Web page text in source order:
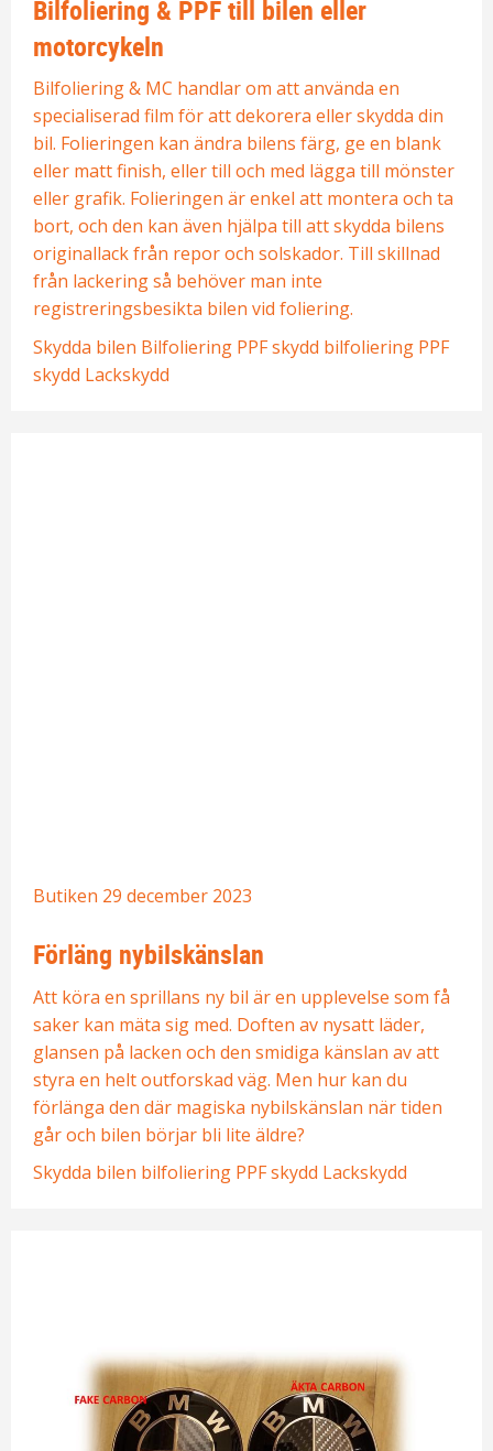
Bilfoliering & PPF till bilen eller
motorcykeln
Bilfoliering & MC handlar om att använda en
specialiserad film för att dekorera eller skydda din
bil. Folieringen kan ändra bilens färg, ge en blank
eller matt finish, eller till och med lägga till mönster
eller grafik. Folieringen är enkel att montera och ta
bort, och den kan även hjälpa till att skydda bilens
originallack från repor och solskador. Till skillnad
från lackering så behöver man inte
registreringsbesikta bilen vid foliering.
Skydda bilen Bilfoliering PPF skydd bilfoliering PPF
skydd Lackskydd
Butiken 29 december 2023
Förläng nybilskänslan
Att köra en sprillans ny bil är en upplevelse som få
saker kan mäta sig med. Doften av nysatt läder,
glansen på lacken och den smidiga känslan av att
styra en helt outforskad väg. Men hur kan du
förlänga den där magiska nybilskänslan när tiden
går och bilen börjar bli lite äldre?
Skydda bilen bilfoliering PPF skydd Lackskydd